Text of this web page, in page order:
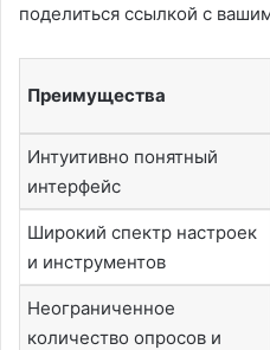
поделиться ссылкой с
Преимущества
Интуитивно понятный
интерфейс
Широкий спектр настроек
и инструментов
Неограниченное
количество опросов и